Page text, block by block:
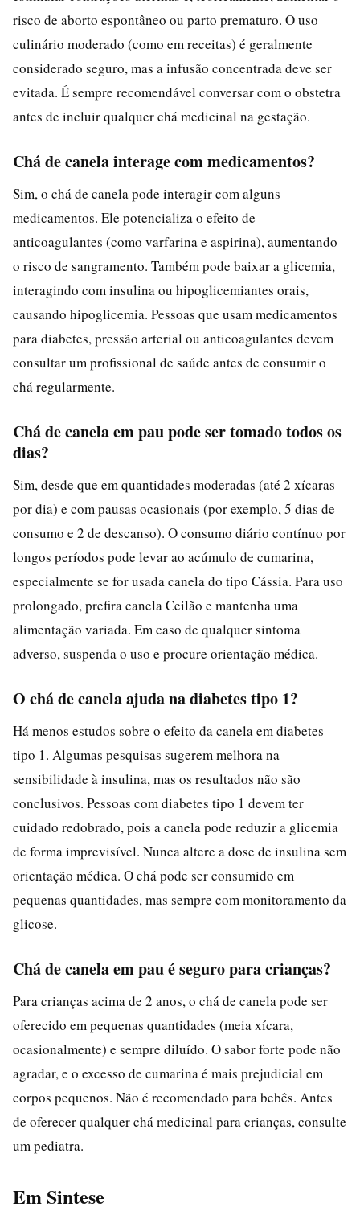
risco de aborto espontâneo ou parto prematuro. O uso
culinário moderado (como em receitas) é geralmente
considerado seguro, mas a infusão concentrada deve ser
evitada. É sempre recomendável conversar com o obstetra
antes de incluir qualquer chá medicinal na gestação.
Chá de canela interage com medicamentos?
Sim, o chá de canela pode interagir com alguns
medicamentos. Ele potencializa o efeito de
anticoagulantes (como varfarina e aspirina), aumentando
o risco de sangramento. Também pode baixar a glicemia,
interagindo com insulina ou hipoglicemiantes orais,
causando hipoglicemia. Pessoas que usam medicamentos
para diabetes, pressão arterial ou anticoagulantes devem
consultar um profissional de saúde antes de consumir o
chá regularmente.
Chá de canela em pau pode ser tomado todos os
dias?
Sim, desde que em quantidades moderadas (até 2 xícaras
por dia) e com pausas ocasionais (por exemplo, 5 dias de
consumo e 2 de descanso). O consumo diário contínuo por
longos períodos pode levar ao acúmulo de cumarina,
especialmente se for usada canela do tipo Cássia. Para uso
prolongado, prefira canela Ceilão e mantenha uma
alimentação variada. Em caso de qualquer sintoma
adverso, suspenda o uso e procure orientação médica.
O chá de canela ajuda na diabetes tipo 1?
Há menos estudos sobre o efeito da canela em diabetes
tipo 1. Algumas pesquisas sugerem melhora na
sensibilidade à insulina, mas os resultados não são
conclusivos. Pessoas com diabetes tipo 1 devem ter
cuidado redobrado, pois a canela pode reduzir a glicemia
de forma imprevisível. Nunca altere a dose de insulina sem
orientação médica. O chá pode ser consumido em
pequenas quantidades, mas sempre com monitoramento da
glicose.
Chá de canela em pau é seguro para crianças?
Para crianças acima de 2 anos, o chá de canela pode ser
oferecido em pequenas quantidades (meia xícara,
ocasionalmente) e sempre diluído. O sabor forte pode não
agradar, e o excesso de cumarina é mais prejudicial em
corpos pequenos. Não é recomendado para bebês. Antes
de oferecer qualquer chá medicinal para crianças, consulte
um pediatra.
Em Sintese